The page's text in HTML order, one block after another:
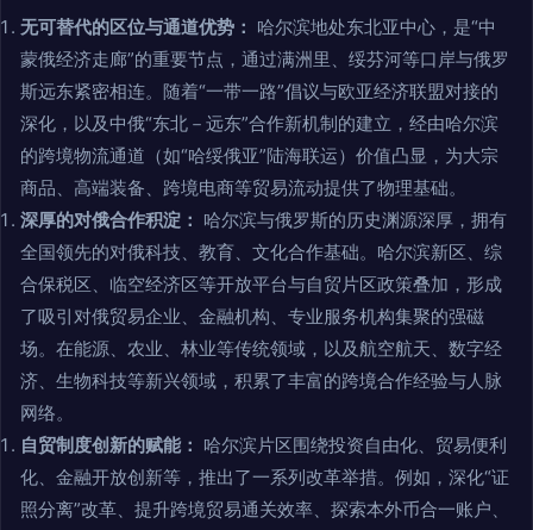
无可替代的区位与通道优势： 哈尔滨地处东北亚中心，是“中
蒙俄经济走廊”的重要节点，通过满洲里、绥芬河等口岸与俄罗
斯远东紧密相连。随着“一带一路”倡议与欧亚经济联盟对接的
深化，以及中俄“东北－远东”合作新机制的建立，经由哈尔滨
的跨境物流通道（如“哈绥俄亚”陆海联运）价值凸显，为大宗
商品、高端装备、跨境电商等贸易流动提供了物理基础。
深厚的对俄合作积淀： 哈尔滨与俄罗斯的历史渊源深厚，拥有
全国领先的对俄科技、教育、文化合作基础。哈尔滨新区、综
合保税区、临空经济区等开放平台与自贸片区政策叠加，形成
了吸引对俄贸易企业、金融机构、专业服务机构集聚的强磁
场。在能源、农业、林业等传统领域，以及航空航天、数字经
济、生物科技等新兴领域，积累了丰富的跨境合作经验与人脉
网络。
自贸制度创新的赋能： 哈尔滨片区围绕投资自由化、贸易便利
化、金融开放创新等，推出了一系列改革举措。例如，深化“证
照分离”改革、提升跨境贸易通关效率、探索本外币合一账户、